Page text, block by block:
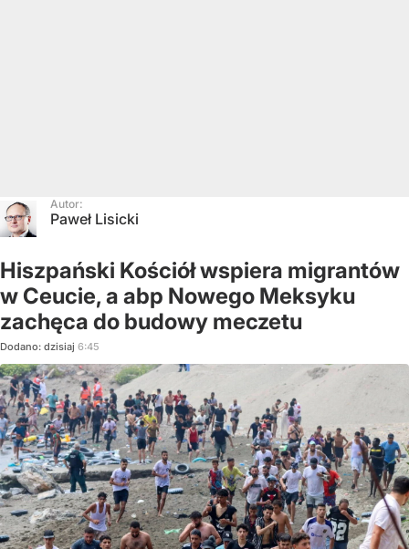
Autor:
Paweł Lisicki
Hiszpański Kościół wspiera migrantów
w Ceucie, a abp Nowego Meksyku
zachęca do budowy meczetu
Dodano: dzisiaj 6:45